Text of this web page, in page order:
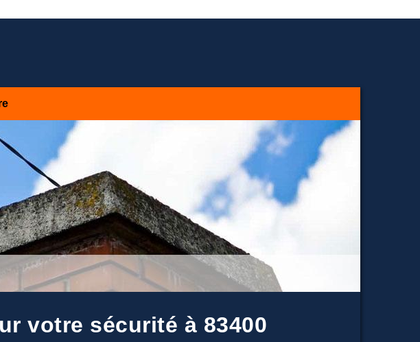
votre sécurité à 83400